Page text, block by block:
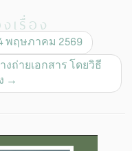
เรื่อง
พฤษภาคม 2569
ถ่ายเอกสาร โดยวิธี
→